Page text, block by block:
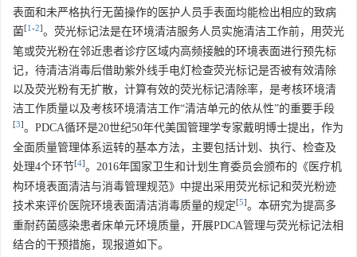
表面和未严格执行无菌操作的医护人员手表面均能检出相应的致病
菌[1 -2]。荧光标记法是在环境清洁服务人员实施清洁工作前，用荧光
笔或荧光粉在邻近患者诊疗区域内高频接触的环境表面进行预先标
记，待清洁消毒后借助紫外线手电灯检查荧光标记是否被有效清除
以及荧光粉有无扩散，计算有效的荧光标记清除率，是考核环境清
洁工作质量以及考核环境清洁工作“清洁单元的依从性”的重要手段
[3]。PDCA循环是20世纪50年代美国管理学专家戴明博士提出，作为
全面质量管理体系运转的基本方法，主要包括计划、执行、检查及
处理4个环节[4]。2016年国家卫生和计划生育委员会颁布的《医疗机
构环境表面清洁与消毒管理规范》中提出采用荧光标记和荧光粉迹
技术来评价医院环境表面清洁消毒质量的规定[5]。本研究为提高多
重耐药菌感染患者床单元环境质量，开展PDCA管理与荧光标记法相
结合的干预措施，现报道如下。